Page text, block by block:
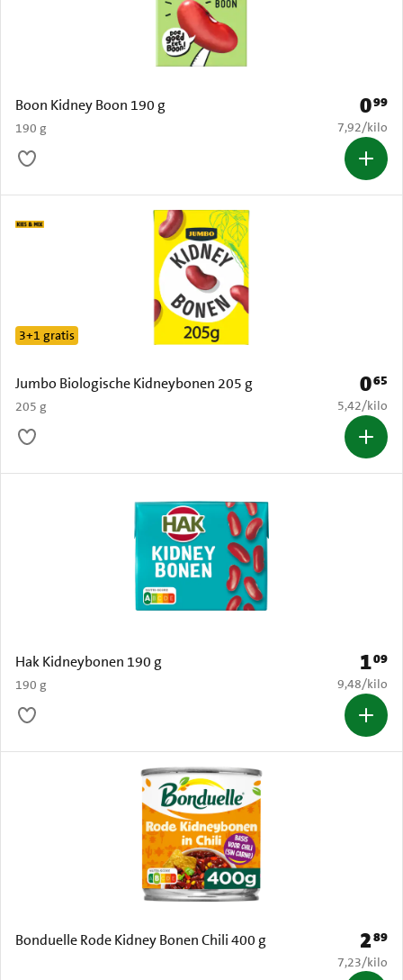
Boon Kidney Boon 190 g
190 g
Prijs:
099
€ 7,92 per
7,92/kilo
Jumbo Biologische Kidneybonen 205 g
205 g
3+1 gratis
Prijs:
065
€ 5,42 per
5,42/kilo
Hak Kidneybonen 190 g
190 g
Prijs:
109
€ 9,48 per
9,48/kilo
Bonduelle Rode Kidney Bonen Chili 400 g Prijs:
289
€ 7,23 per
7,23/kilo